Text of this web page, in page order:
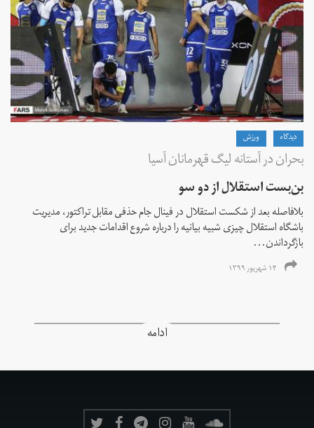
دیدگاه ورزش
بحران در آستانه لیگ قهرمانان آسیا
بن‌بست استقلال از دو سو
بلافاصله بعد از شکست استقلال در فینال جام حذفی مقابل تراکتور، مدیریت
باشگاه استقلال چیزی شبیه بیانیه را درباره شروع اقدامات جدید برای
بازگرداندن...
۱۴ شهریور ۱۳۹۹
ادامه